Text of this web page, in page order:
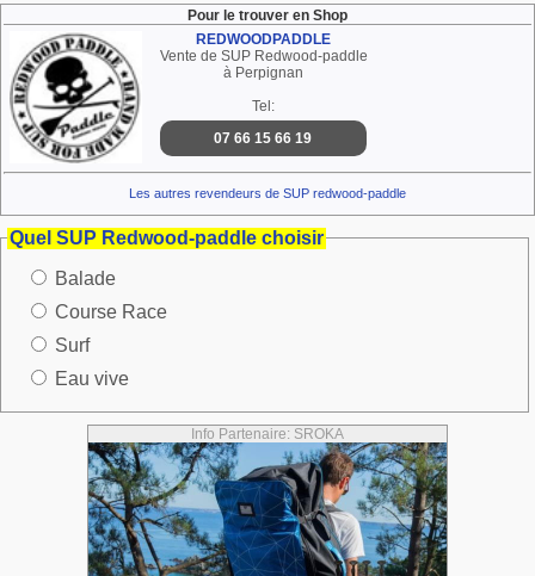
Pour le trouver en Shop
REDWOODPADDLE
Vente de SUP Redwood-paddle
à Perpignan
Tel:
07 66 15 66 19
Les autres revendeurs de SUP redwood-paddle
Quel SUP Redwood-paddle choisir
Balade
Course Race
Surf
Eau vive
Info Partenaire: SROKA